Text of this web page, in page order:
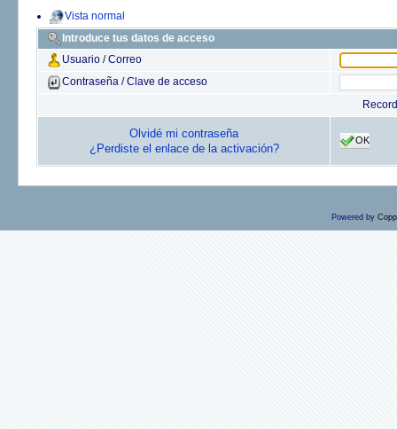
Vista normal
Introduce tus datos de acceso
Usuario / Correo
Contraseña / Clave de acceso
Olvidé mi contraseña
¿Perdiste el enlace de la activación?
OK
Powered by